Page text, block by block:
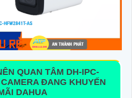
QUAN TÂM DH-IPC-
CAMERA ĐANG KHUYẾN
DAHUA